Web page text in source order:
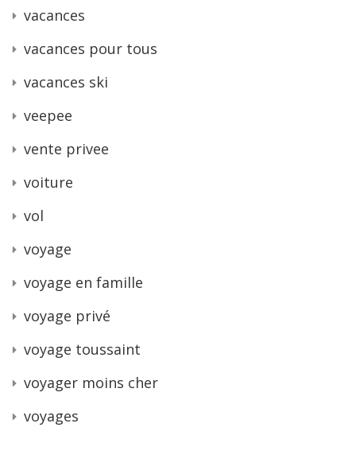
vacances
vacances pour tous
vacances ski
veepee
vente privee
voiture
vol
voyage
voyage en famille
voyage privé
voyage toussaint
voyager moins cher
voyages